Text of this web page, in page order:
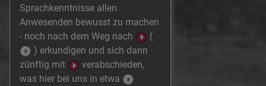
Sprachkenntnisse allen
Anwesenden bewusst zu machen
- noch nach dem Weg nach
(
) erkundigen und sich dann
zünftig mit
verabschieden,
was hier bei uns in etwa